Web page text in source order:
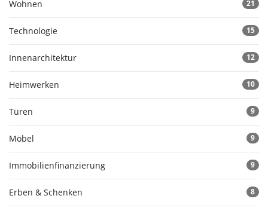
Wohnen 21
Technologie 15
Innenarchitektur 12
Heimwerken 10
Türen 9
Möbel 9
Immobilienfinanzierung 9
Erben & Schenken 8